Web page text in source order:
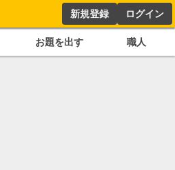
新規登録 ログイン
お題を出す 職人